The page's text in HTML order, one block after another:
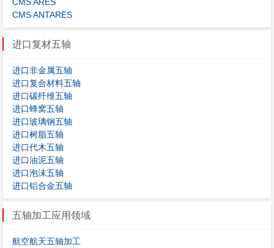
CMS ANTARES
进口复材五轴
进口非金属五轴
进口复合材料五轴
进口碳纤维五轴
进口蜂窝五轴
进口玻璃钢五轴
进口树脂五轴
进口代木五轴
进口油泥五轴
进口泡沫五轴
进口铝合金五轴
五轴加工应用领域
航空航天五轴加工